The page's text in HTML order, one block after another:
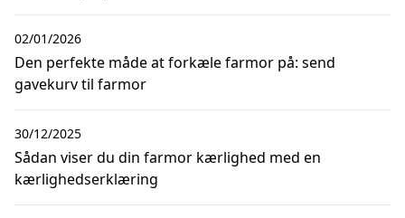
Den perfekte måde at forkæle farmor på: send
gavekurv til farmor
02/01/2026
Sådan viser du din farmor kærlighed med en
kærlighedserklæring
30/12/2025